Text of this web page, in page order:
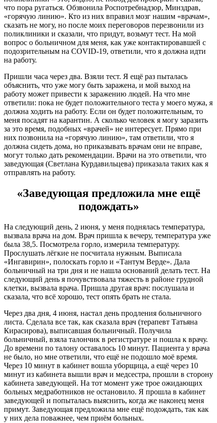
что пора ругаться. Обзвонила Роспотребнадзор, Минздрав,
«горячую линию». Кто из них вправил мозг нашим «врачам»,
сказать не могу, но после моих переговоров перезвонили из
поликлиники и сказали, что придут, возьмут тест. На мой
вопрос о больничном для меня, как уже контактировавшей с
подозрительным на COVID-19, ответили, что я должна идти
на работу.
Пришли часа через два. Взяли тест. Я ещё раз пыталась
объяснить, что уже могу быть заражена, и мой выход на
работу может привести к заражению людей. На что мне
ответили: пока не будет положительного теста у моего мужа, я
должна ходить на работу. Если он будет положительным, то
меня посадят на карантин. А сколько человек я могу заразить
за это время, подобных «врачей» не интересует. Прямо при
них позвонила на «горячую линию», там ответили, что я
должна сидеть дома, но приказывать врачам они не вправе,
могут только дать рекомендации. Врачи на это ответили, что
заведующая (Светлана Курдавильцева) приказала таких как я
отправлять на работу.
«Заведующая предложила мне ещё
подождать»
На следующий день, 2 июня, у меня поднялась температура,
вызвала врача на дом. Врач пришла к вечеру, температура уже
была 38,5. Посмотрела горло, измерила температуру.
Прослушать лёгкие не посчитала нужным. Выписала
«Ингавирин», полоскать горло и «Тантум Верде». Дала
больничный на три дня и не нашла оснований делать тест. На
следующий день я почувствовала тяжесть в районе грудной
клетки, вызвала врача. Пришла другая врач: послушала и
сказала, что всё хорошо, тест опять брать не стала.
Через два дня, 4 июня, настал день продления больничного
листа. Сделала все так, как сказала врач (терапевт Татьяна
Кирасирова), выписавшая больничный. Получила
больничный, взяла талончик в регистратуре и пошла к врачу.
До времени по талону оставалось 10 минут. Пациента у врача
не было, но мне ответили, что ещё не подошло моё время.
Через 10 минут в кабинет вошла уборщица, а ещё через 10
минут из кабинета вышли врач и медсестра, прошли в сторону
кабинета заведующей. На тот момент уже трое ожидающих
больных медработников не остановило. Я прошла в кабинет
заведующей и попыталась выяснить, когда же наконец меня
примут. Заведующая предложила мне ещё подождать, так как
у них дела поважнее, чем приём больных.